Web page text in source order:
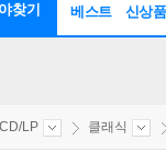
찾기 베스트 신상품
CD/LP 클래식